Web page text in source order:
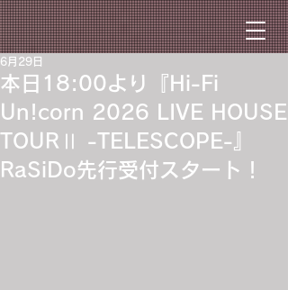
本日18:00より『Hi-Fi
Un!corn 2026 LIVE HOUSE
TOURⅡ -TELESCOPE-』
RaSiDo先行受付スタート！
6月29日